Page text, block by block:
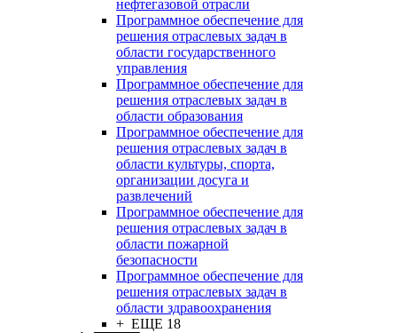
нефтегазовой отрасли
Программное обеспечение для
решения отраслевых задач в
области государственного
управления
Программное обеспечение для
решения отраслевых задач в
области образования
Программное обеспечение для
решения отраслевых задач в
области культуры, спорта,
организации досуга и
развлечений
Программное обеспечение для
решения отраслевых задач в
области пожарной
безопасности
Программное обеспечение для
решения отраслевых задач в
области здравоохранения
+ ЕЩЕ 18